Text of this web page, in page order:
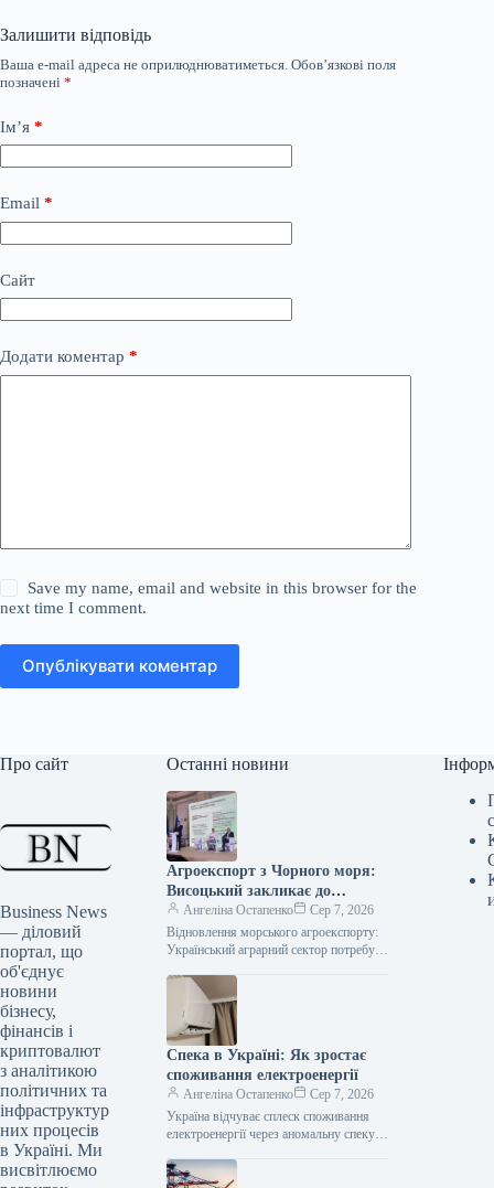
Залишити відповідь
Ваша e-mail адреса не оприлюднюватиметься. Обов’язкові поля
позначені *
Ім’я *
Email *
Сайт
Додати коментар *
Save my name, email and website in this browser for the
next time I comment.
Опублікувати коментар
Про сайт
Business News
— діловий
портал, що
об'єднує
новини
бізнесу,
фінансів і
криптовалют
з аналітикою
політичних та
інфраструктур
них процесів
в Україні. Ми
висвітлюємо
Останні новини
Агроекспорт з Чорного моря:
Висоцький закликає до
глобальної допомоги для
відновлення
Ангеліна Остапенко
Сер 7, 2026
Відновлення морського агроекспорту:
Український аграрний сектор потребує
Укрінформ Ключ до глобальної
продовольчої безпеки –
Спека в Україні: Як зростає
споживання електроенергії
Ангеліна Остапенко
Сер 7, 2026
Україна відчуває сплеск споживання
електроенергії через аномальну спеку
ранок 6 серпня, попит на